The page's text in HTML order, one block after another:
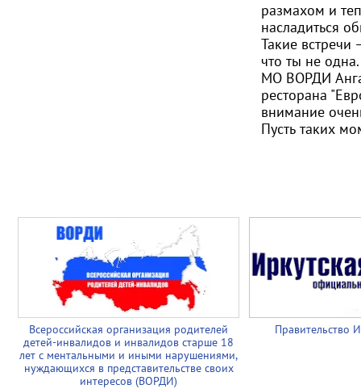
размахом и
насладиться
Такие встречи
что ты не
МО ВОРДИ
ресторана
внимание
Пусть таких
Всероссийская организация родителей
детей-инвалидов и инвалидов старше 18
лет с ментальными и иными нарушениями,
нуждающихся в представительстве своих
интересов (ВОРДИ)
Правительство